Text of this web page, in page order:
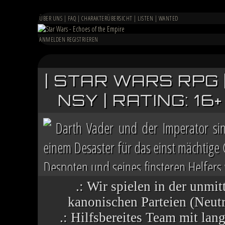
ÜBER UNS | FAQ | CHARAKTERÜBERSICHT | LISTEN | WANTED
ANMELDEN REGISTRIEREN
| STAR WARS
NSY | RATING:
Darth Vader und der Imperator
einem Desaster für das einst
Despoten und seines finsteren
Chaos herrscht auf vielen Welten,
.: Wir spielen in der
kanonischen Parteien
.: Hilfsbereites Team mit